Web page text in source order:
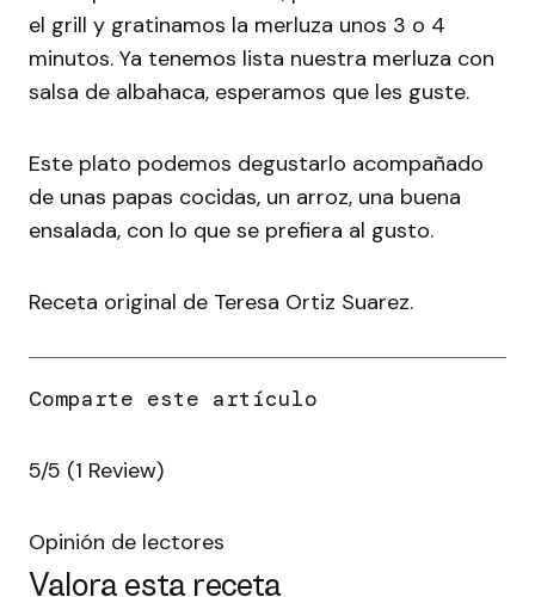
el grill y gratinamos la merluza unos 3 o 4
minutos. Ya tenemos lista nuestra merluza con
salsa de albahaca, esperamos que les guste.
Este plato podemos degustarlo acompañado
de unas papas cocidas, un arroz, una buena
ensalada, con lo que se prefiera al gusto.
Receta original de Teresa Ortiz Suarez.
5/5 (1 Review)
Opinión de lectores
Valora esta receta